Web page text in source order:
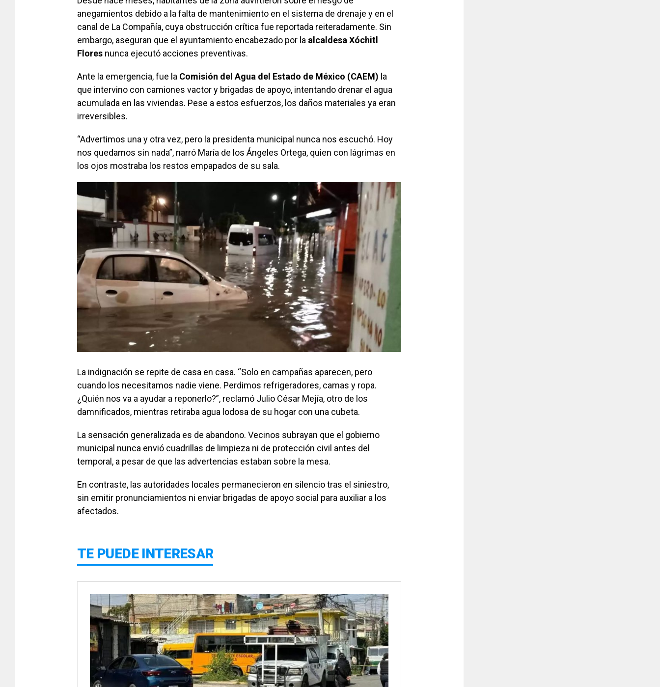
anegamientos debido a la falta de mantenimiento en el sistema de drenaje y en el
canal de La Compañía, cuya obstrucción crítica fue reportada reiteradamente. Sin
embargo, aseguran que el ayuntamiento encabezado por la alcaldesa Xóchitl
Flores nunca ejecutó acciones preventivas.
Ante la emergencia, fue la Comisión del Agua del Estado de México (CAEM) la
que intervino con camiones vactor y brigadas de apoyo, intentando drenar el agua
acumulada en las viviendas. Pese a estos esfuerzos, los daños materiales ya eran
irreversibles.
“Advertimos una y otra vez, pero la presidenta municipal nunca nos escuchó. Hoy
nos quedamos sin nada”, narró María de los Ángeles Ortega, quien con lágrimas en
los ojos mostraba los restos empapados de su sala.
La indignación se repite de casa en casa. “Solo en campañas aparecen, pero
cuando los necesitamos nadie viene. Perdimos refrigeradores, camas y ropa.
¿Quién nos va a ayudar a reponerlo?”, reclamó Julio César Mejía, otro de los
damnificados, mientras retiraba agua lodosa de su hogar con una cubeta.
La sensación generalizada es de abandono. Vecinos subrayan que el gobierno
municipal nunca envió cuadrillas de limpieza ni de protección civil antes del
temporal, a pesar de que las advertencias estaban sobre la mesa.
En contraste, las autoridades locales permanecieron en silencio tras el siniestro,
sin emitir pronunciamientos ni enviar brigadas de apoyo social para auxiliar a los
afectados.
TE PUEDE INTERESAR